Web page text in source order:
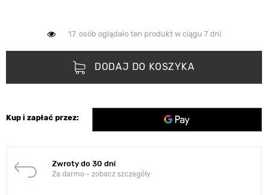
17 osób oglądało ten produkt w ciągu 7 dni
DODAJ DO KOSZYKA
Kup i zapłać przez:
Zwroty do 30 dni
Za darmo - zobacz szczegóły